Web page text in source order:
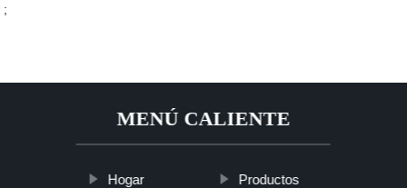
;
MENÚ CALIENTE
Hogar Productos